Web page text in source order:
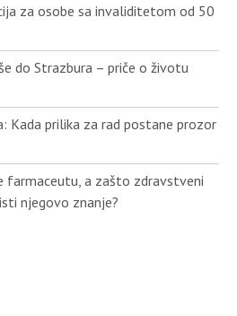
za osobe sa invaliditetom od 50
do Strazbura – priče o životu
Kada prilika za rad postane prozor
farmaceutu, a zašto zdravstveni
njegovo znanje?